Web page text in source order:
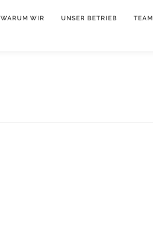
WARUM WIR UNSER BETRIEB TEAM